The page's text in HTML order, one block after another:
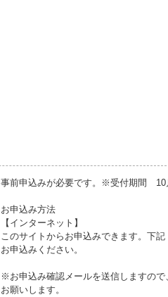
事前申込みが必要です。※受付期間 10
お申込み方法
【インターネット】
このサイトからお申込みできます。下
お申込みください。
※お申込み確認メールを送信しますの
お願いします。